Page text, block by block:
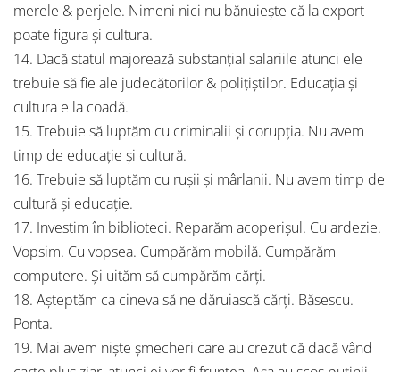
merele & perjele. Nimeni nici nu bănuiește că la export
poate figura și cultura.
14. Dacă statul majorează substanțial salariile atunci ele
trebuie să fie ale judecătorilor & polițiștilor. Educația și
cultura e la coadă.
15. Trebuie să luptăm cu criminalii și corupția. Nu avem
timp de educație și cultură.
16. Trebuie să luptăm cu rușii și mârlanii. Nu avem timp de
cultură și educație.
17. Investim în biblioteci. Reparăm acoperișul. Cu ardezie.
Vopsim. Cu vopsea. Cumpărăm mobilă. Cumpărăm
computere. Și uităm să cumpărăm cărți.
18. Așteptăm ca cineva să ne dăruiască cărți. Băsescu.
Ponta.
19. Mai avem niște șmecheri care au crezut că dacă vând